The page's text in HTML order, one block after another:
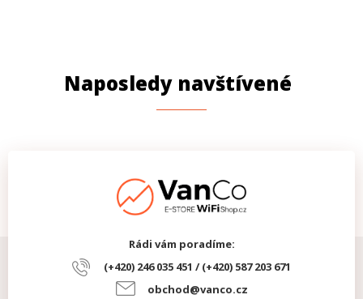
Naposledy navštívené
Rádi vám poradíme:
(+420) 246 035 451 / (+420) 587 203 671
obchod@vanco.cz